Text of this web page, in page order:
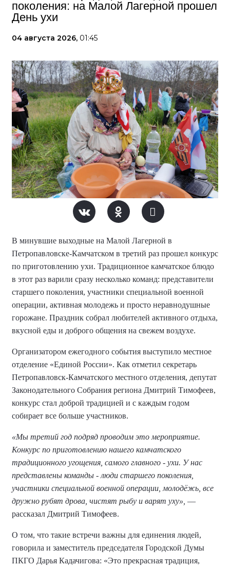
поколения: на Малой Лагерной прошел
День ухи
04 августа 2026, 01:45
В минувшие выходные на Малой Лагерной в
Петропавловске-Камчатском в третий раз прошел конкурс
по приготовлению ухи. Традиционное камчатское блюдо
в этот раз варили сразу несколько команд: представители
старшего поколения, участники специальной военной
операции, активная молодежь и просто неравнодушные
горожане. Праздник собрал любителей активного отдыха,
вкусной еды и доброго общения на свежем воздухе.
Организатором ежегодного события выступило местное
отделение «Единой России». Как отметил секретарь
Петропавловск-Камчатского местного отделения, депутат
Законодательного Собрания региона Дмитрий Тимофеев,
конкурс стал доброй традицией и с каждым годом
собирает все больше участников.
«Мы третий год подряд проводим это мероприятие.
Конкурс по приготовлению нашего камчатского
традиционного угощения, самого главного - ухи. У нас
представлены команды - люди старшего поколения,
участники специальной военной операции, молодёжь, все
дружно рубят дрова, чистят рыбу и варят уху», —
рассказал Дмитрий Тимофеев.
О том, что такие встречи важны для единения людей,
говорила и заместитель председателя Городской Думы
ПКГО Дарья Кадачигова: «Это прекрасная традиция,